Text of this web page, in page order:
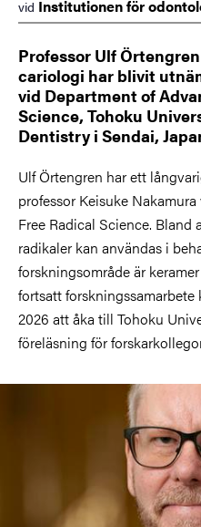
vid Institutionen för
Professor Ulf
cariologi har blivit
vid Department of
Science, Tohoku
Dentistry i Sendai,
Ulf Örtengren har ett
professor Keisuke
Free Radical Science. Bland
radikaler kan användas i
forskningsområde är
fortsatt
2026 att åka till Tohoku
föreläsning för
Bild